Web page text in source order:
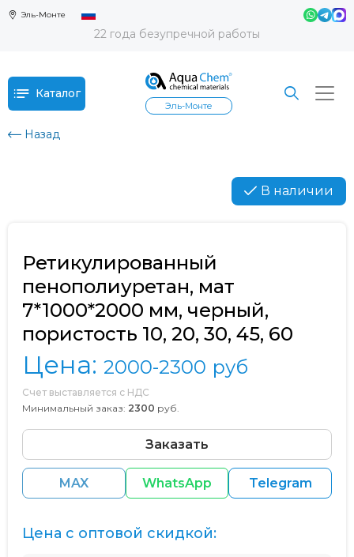
Эль-Монте
22 года безупречной работы
Каталог
Эль-Монте
Назад
В наличии
Ретикулированный
пенополиуретан, мат
7*1000*2000 мм, черный,
пористость 10, 20, 30, 45, 60
Цена: 2000-2300 руб
Счет выставляется с НДС
Минимальный заказ: 2300 руб.
Заказать
MAX WhatsApp Telegram
Цена с оптовой скидкой: